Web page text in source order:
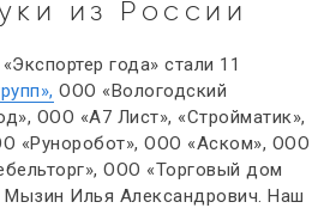
из России
года» стали 11
ООО «Вологодский
ООО «А7 Лист», «Стройматик»,
«Руноробот», ООО «Аском», ООО
ООО «Торговый дом
Мызин Илья Александрович. Наш